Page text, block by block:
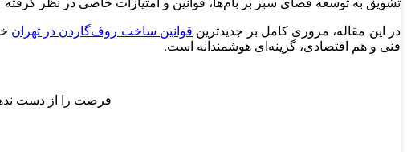
تشویق به توسعه فضای سبز بر بام‌ها، قوانین و امتیازات خاصی در نظر
در این مقاله، مروری کامل بر جدیدترین قوانین ساخت روف‌گاردن در تهران
فنی و هم اقتصادی، گزینه‌ای هوشمندانه است.
فرصت را از دست